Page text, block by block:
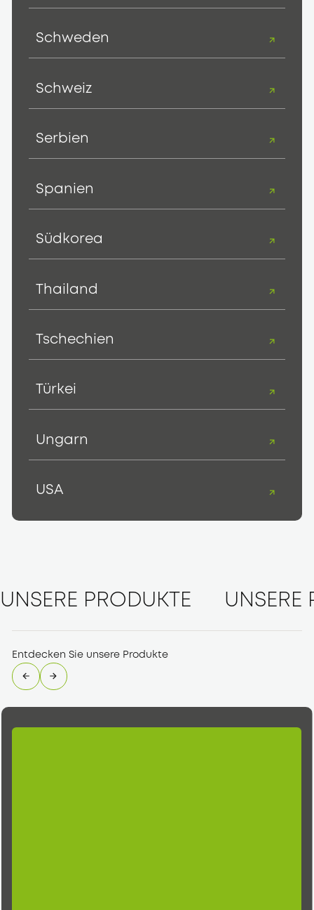
Schweden
Schweiz
Serbien
Spanien
Südkorea
Thailand
Tschechien
Türkei
Ungarn
USA
UNSERE PRODUKTE UNSERE
Entdecken Sie unsere Produkte